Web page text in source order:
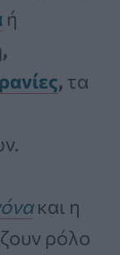
ή
, τα
και η
ρόλο